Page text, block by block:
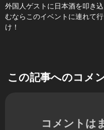
外国人ゲストに日本酒を叩き込
むならこのイベントに連れて行
け！
この記事へのコメ
コメントは